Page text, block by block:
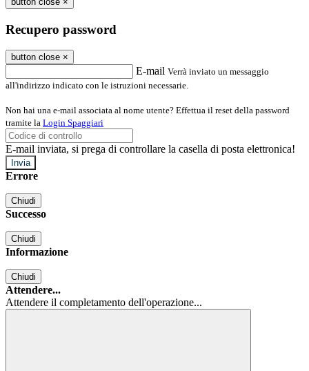
Recupero password
button close ×
E-mail Verrà inviato un messaggio
all'indirizzo indicato con le istruzioni necessarie.
Non hai una e-mail associata al nome utente? Effettua il reset della password
tramite la Login Spaggiari
E-mail inviata, si prega di controllare la casella di posta elettronica!
Errore
Chiudi
Successo
Chiudi
Informazione
Chiudi
Attendere...
Attendere il completamento dell'operazione...